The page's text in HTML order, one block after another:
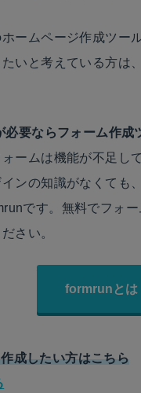
ームページ作成ツー
いと考えている方は
要ならフォーム作成
ームは機能が不足し
ンの知識がなくても
です。無料でフォ
さい。
formrunとは
成したい方はこちら